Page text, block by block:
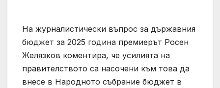
На журналистически въпрос за държавния
бюджет за 2025 година премиерът Росен
Желязков коментира, че усилията на
правителството са насочени към това да
внесе в Народното събрание бюджет в